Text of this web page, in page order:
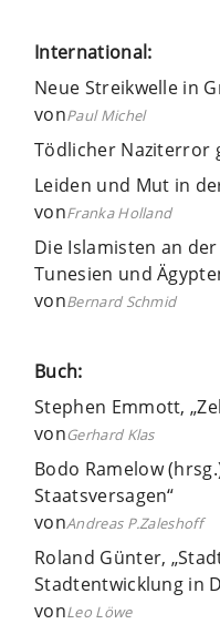
International:
Neue Streikwelle in
vonPaul Michel
Tödlicher Naziterror
Leiden und Mut in
vonFranka Holland
Die Islamisten an
Tunesien und
vonBernard Schmid
Buch:
Stephen Emmott,
vonGerhard Klas
Bodo Ramelow
Staatsversagen“
vonAndreas P.Zaleshoff
Roland Günter,
Stadtentwicklung in
vonLeo Löwe